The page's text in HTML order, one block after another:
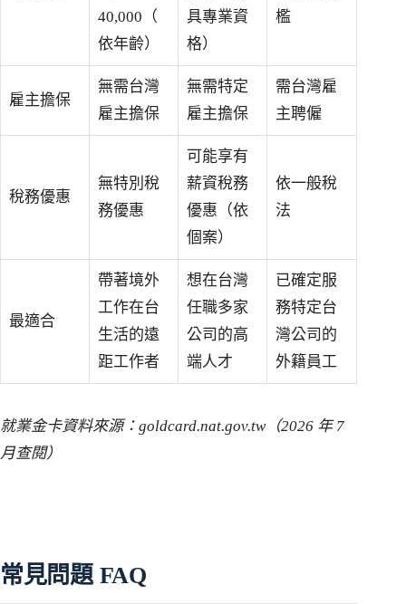
40,000（
依年齡）
具專業資
格）
檻
雇主擔保
無需台灣
雇主擔保
無需特定
雇主擔保
需台灣雇
主聘僱
稅務優惠
無特別稅
務優惠
可能享有
薪資稅務
優惠（依
個案）
依一般稅
法
最適合
帶著境外
工作在台
生活的遠
距工作者
想在台灣
任職多家
公司的高
端人才
已確定服
務特定台
灣公司的
外籍員工
就業金卡資料來源：goldcard.nat.gov.tw（2026 年 7
月查閱）
常見問題 FAQ